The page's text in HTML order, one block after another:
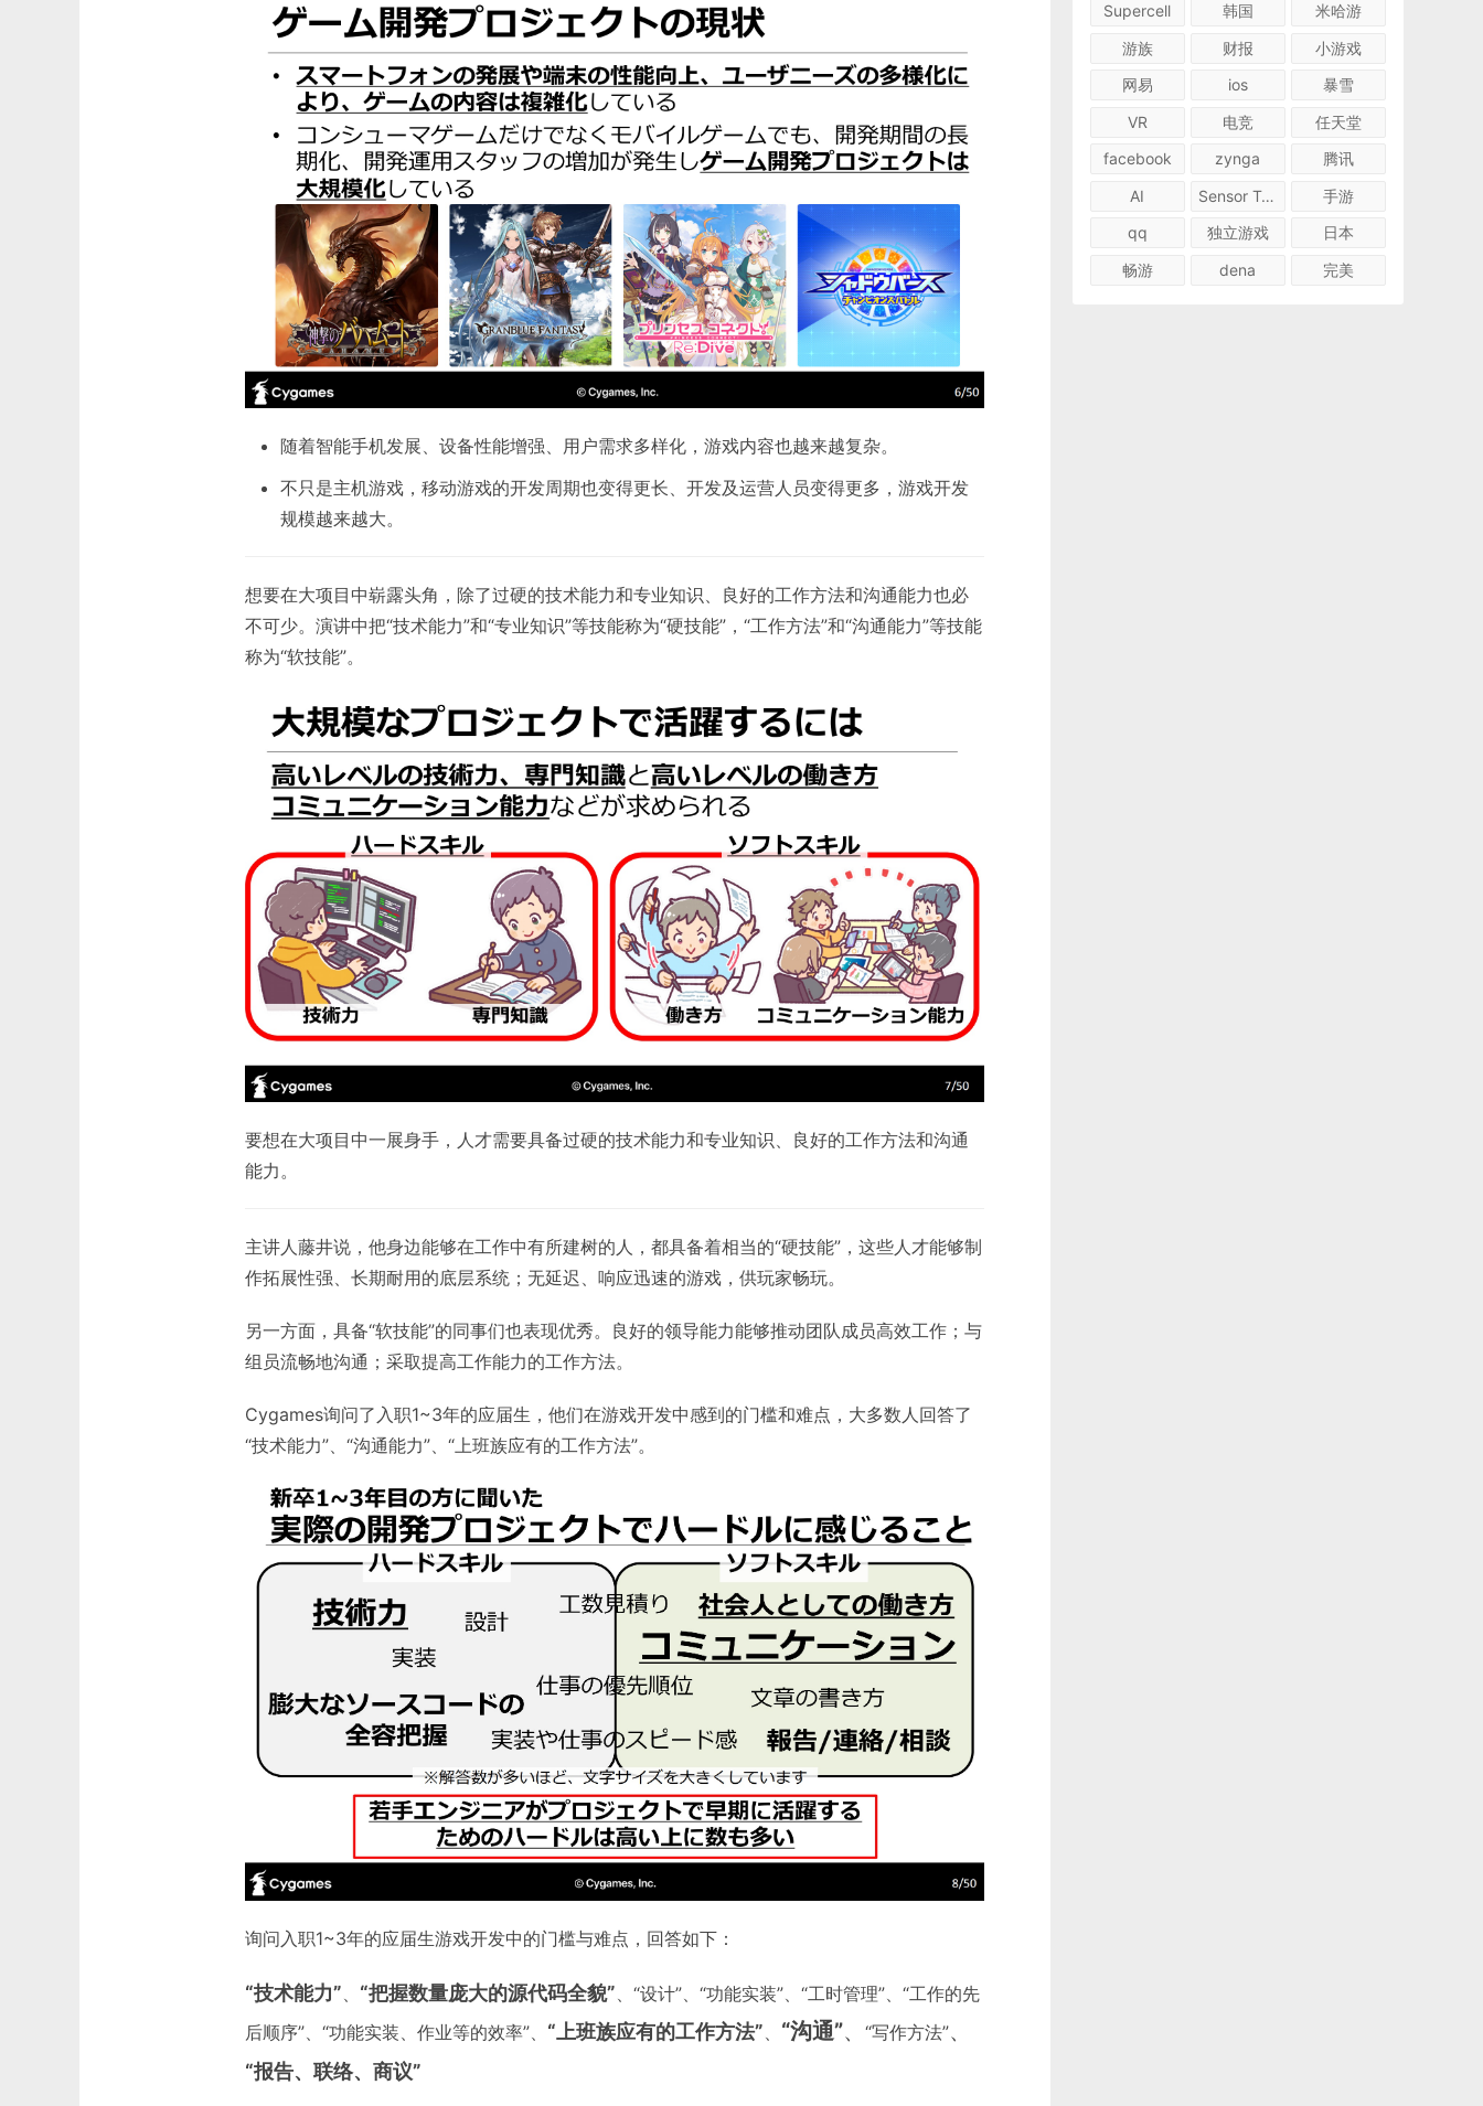
随着智能手机发展、设备性能增强、用户需求多样化，游戏内容也越来越复杂。
不只是主机游戏，移动游戏的开发周期也变得更长、开发及运营人员变得更多，游戏开发
规模越来越大。
想要在大项目中崭露头角，除了过硬的技术能力和专业知识、良好的工作方法和沟通能力也必
不可少。演讲中把“技术能力”和“专业知识”等技能称为“硬技能”，“工作方法”和“沟通能力”等技能
称为“软技能”。
要想在大项目中一展身手，人才需要具备过硬的技术能力和专业知识、良好的工作方法和沟通
能力。
主讲人藤井说，他身边能够在工作中有所建树的人，都具备着相当的“硬技能”，这些人才能够制
作拓展性强、长期耐用的底层系统；无延迟、响应迅速的游戏，供玩家畅玩。
另一方面，具备“软技能”的同事们也表现优秀。良好的领导能力能够推动团队成员高效工作；与
组员流畅地沟通；采取提高工作能力的工作方法。
Cygames询问了入职1~3年的应届生，他们在游戏开发中感到的门槛和难点，大多数人回答了
“技术能力”、“沟通能力”、“上班族应有的工作方法”。
询问入职1~3年的应届生游戏开发中的门槛与难点，回答如下：
“技术能力” “把握数量庞大的源代码全貌” 、“设计”、“功能实装”、“工时管理”、“工作的先
后顺序”、“功能实装、作业等的效率”、 “上班族应有的工作方法” “沟通”、 “写作方法”、
“报告、联络、商议”
Supercell
韩国
米哈游
游族
财报
小游戏
网易
ios
暴雪
VR
电竞
任天堂
facebook
zynga
腾讯
AI
Sensor Tower
手游
qq
独立游戏
日本
畅游
dena 完美